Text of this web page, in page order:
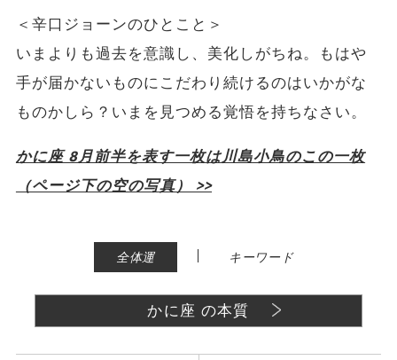
＜辛口ジョーンのひとこと＞
いまよりも過去を意識し、美化しがちね。もはや
手が届かないものにこだわり続けるのはいかがな
ものかしら？いまを見つめる覚悟を持ちなさい。
かに座 8月前半を表す一枚は川島小鳥のこの一枚
（ページ下の空の写真） >>
全体運 | キーワード
かに座 の本質